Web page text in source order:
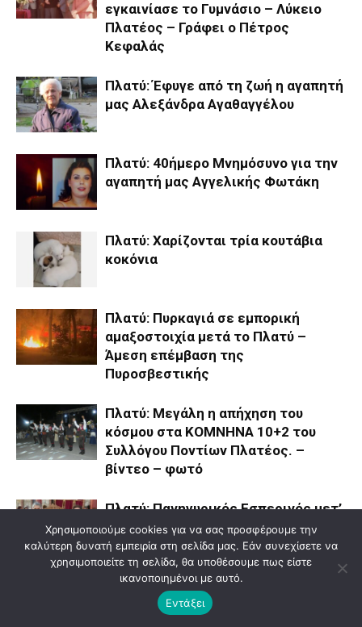
εγκαινίασε το Γυμνάσιο – Λύκειο
Πλατέος – Γράφει ο Πέτρος
Κεφαλάς
Πλατύ: Έφυγε από τη ζωή η αγαπητή
μας Αλεξάνδρα Αγαθαγγέλου
Πλατύ: 40ήμερο Μνημόσυνο για την
αγαπητή μας Αγγελικής Φωτάκη
Πλατύ: Χαρίζονται τρία κουτάβια
κοκόνια
Πλατύ: Πυρκαγιά σε εμπορική
αμαξοστοιχία μετά το Πλατύ –
Άμεση επέμβαση της
Πυροσβεστικής
Πλατύ: Μεγάλη η απήχηση του
κόσμου στα ΚΟΜΝΗΝΑ 10+2 του
Συλλόγου Ποντίων Πλατέος. –
βίντεο – φωτό
Πλατύ: Πανηγυρικός Εσπερινός μετ’
Αρτοκλασίας και Λιτανεία της Ιερής
εικόνας Αγίου Παϊσίου – βίντεο –
φωτό
Πλατύ: Έφυγε από τη ζωή η αγαπητή
Χρησιμοποιούμε cookies για να σας προσφέρουμε την
καλύτερη δυνατή εμπειρία στη σελίδα μας. Εάν συνεχίσετε να
χρησιμοποιείτε τη σελίδα, θα υποθέσουμε πως είστε
ικανοποιημένοι με αυτό.
Εντάξει